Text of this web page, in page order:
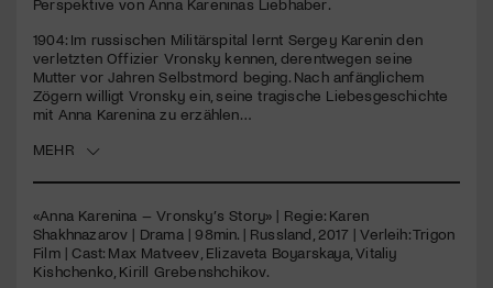
Perspektive von Anna Kareninas Liebhaber.
1904: Im russischen Militärspital lernt Sergey Karenin den
verletzten Offizier Vronsky kennen, derentwegen seine
Mutter vor Jahren Selbstmord beging. Nach anfänglichem
Zögern willigt Vronsky ein, seine tragische Liebesgeschichte
mit Anna Karenina zu erzählen…
MEHR
«Anna Karenina – Vronsky’s Story» | Regie: Karen
Shakhnazarov | Drama | 98min. | Russland, 2017 | Verleih: Trigon
Film | Cast: Max Matveev, Elizaveta Boyarskaya, Vitaliy
Kishchenko, Kirill Grebenshchikov.
Jetzt Mitglied werden